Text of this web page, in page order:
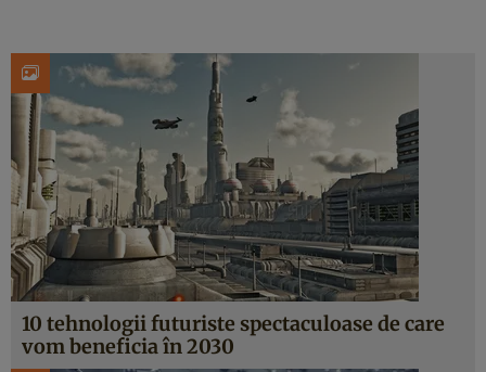
10 tehnologii futuriste spectaculoase de care
vom beneficia în 2030